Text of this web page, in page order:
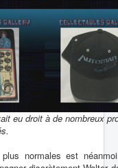
eu droit à de nombreux
normales est